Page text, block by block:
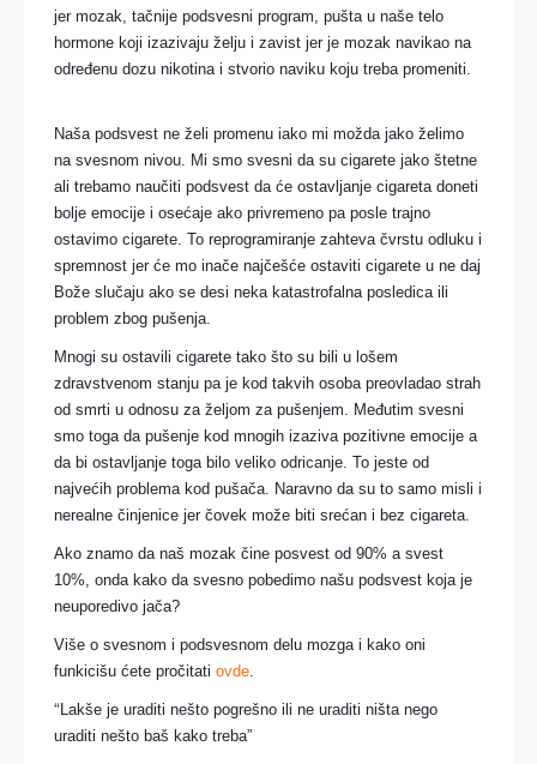
jer mozak, tačnije podsvesni program, pušta u naše telo
hormone koji izazivaju želju i zavist jer je mozak navikao na
određenu dozu nikotina i stvorio naviku koju treba promeniti.
Naša podsvest ne želi promenu iako mi možda jako želimo
na svesnom nivou. Mi smo svesni da su cigarete jako štetne
ali trebamo naučiti podsvest da će ostavljanje cigareta doneti
bolje emocije i osećaje ako privremeno pa posle trajno
ostavimo cigarete. To reprogramiranje zahteva čvrstu odluku i
spremnost jer će mo inače najčešće ostaviti cigarete u ne daj
Bože slučaju ako se desi neka katastrofalna posledica ili
problem zbog pušenja.
Mnogi su ostavili cigarete tako što su bili u lošem
zdravstvenom stanju pa je kod takvih osoba preovladao strah
od smrti u odnosu za željom za pušenjem. Međutim svesni
smo toga da pušenje kod mnogih izaziva pozitivne emocije a
da bi ostavljanje toga bilo veliko odricanje. To jeste od
najvećih problema kod pušača. Naravno da su to samo misli i
nerealne činjenice jer čovek može biti srećan i bez cigareta.
Ako znamo da naš mozak čine posvest od 90% a svest
10%, onda kako da svesno pobedimo našu podsvest koja je
neuporedivo jača?
Više o svesnom i podsvesnom delu mozga i kako oni
funkicišu ćete pročitati ovde.
“Lakše je uraditi nešto pogrešno ili ne uraditi ništa nego
uraditi nešto baš kako treba”